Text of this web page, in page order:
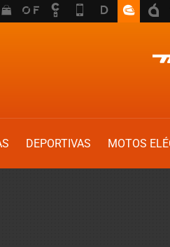
DEPORTIVAS MOTOS